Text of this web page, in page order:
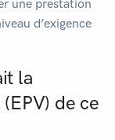
une prestation
d’exigence
la
de ce